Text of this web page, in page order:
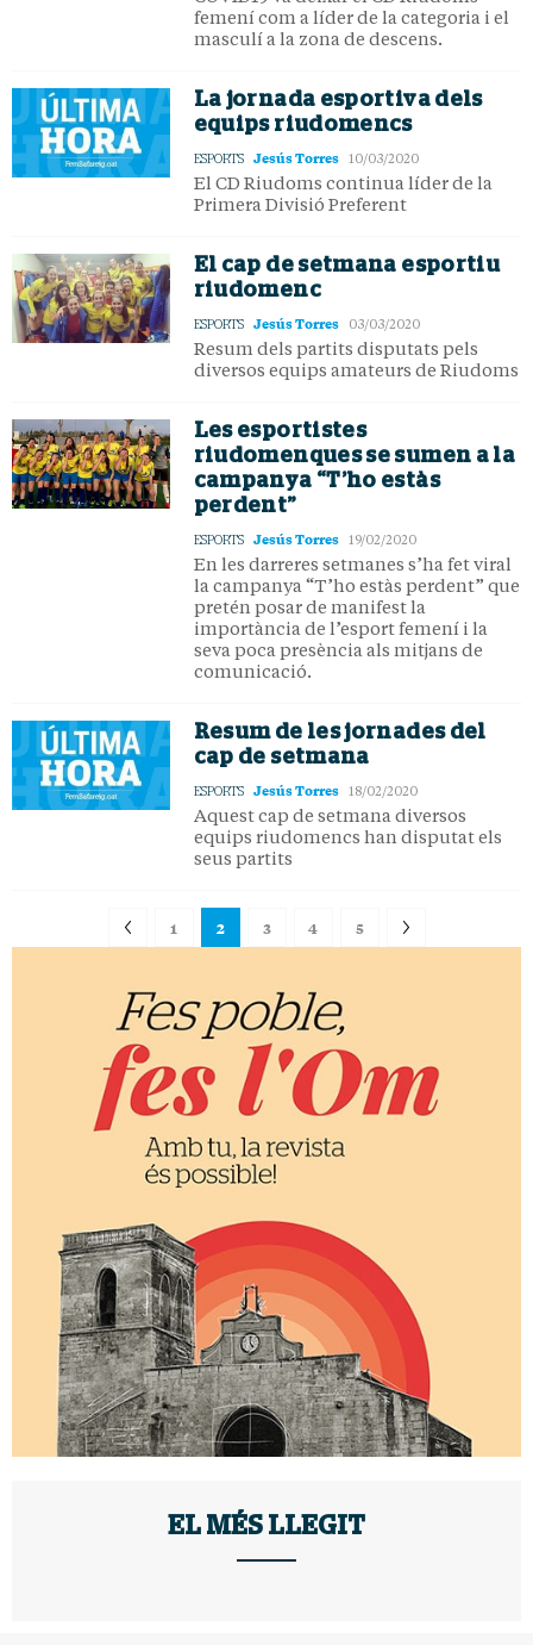
femení com a líder de la categoria i el
masculí a la zona de descens.
La jornada esportiva dels
equips riudomencs
ESPORTS Jesús Torres 10/03/2020
El CD Riudoms continua líder de la
Primera Divisió Preferent
El cap de setmana esportiu
riudomenc
ESPORTS Jesús Torres 03/03/2020
Resum dels partits disputats pels
diversos equips amateurs de Riudoms
Les esportistes
riudomenques se sumen a la
campanya “T’ho estàs
perdent”
ESPORTS Jesús Torres 19/02/2020
En les darreres setmanes s’ha fet viral
la campanya “T’ho estàs perdent” que
pretén posar de manifest la
importància de l’esport femení i la
seva poca presència als mitjans de
comunicació.
Resum de les jornades del
cap de setmana
ESPORTS Jesús Torres 18/02/2020
Aquest cap de setmana diversos
equips riudomencs han disputat els
seus partits
1 2 3 4 5
EL MÉS LLEGIT